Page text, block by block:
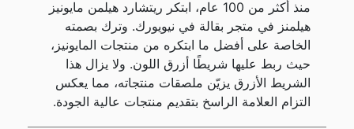
منذ أكثر من 100 عام، ابتكر ريتشارد هيلمن مايونيز
هيلمنز في متجر بقالة في نيويورك. وترك بصمته
الخاصة على أفضل ما ابتكره من منتجات المايونيز،
حيث ربط عليها شريطًا أزرق اللون. ولا يزال هذا
الشريط الأزرق يزيّن ملصقات منتجاته، مما يعكس
التزام العلامة الراسخ بتقديم منتجات عالية الجودة.